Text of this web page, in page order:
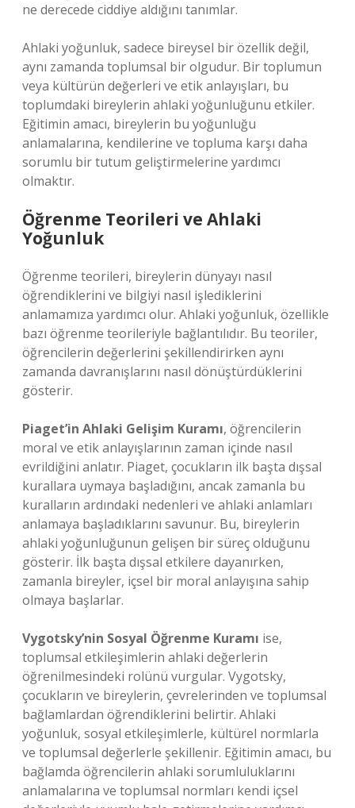
ne derecede ciddiye aldığını tanımlar.
Ahlaki yoğunluk, sadece bireysel bir özellik değil,
aynı zamanda toplumsal bir olgudur. Bir toplumun
veya kültürün değerleri ve etik anlayışları, bu
toplumdaki bireylerin ahlaki yoğunluğunu etkiler.
Eğitimin amacı, bireylerin bu yoğunluğu
anlamalarına, kendilerine ve topluma karşı daha
sorumlu bir tutum geliştirmelerine yardımcı
olmaktır.
Öğrenme Teorileri ve Ahlaki
Yoğunluk
Öğrenme teorileri, bireylerin dünyayı nasıl
öğrendiklerini ve bilgiyi nasıl işlediklerini
anlamamıza yardımcı olur. Ahlaki yoğunluk, özellikle
bazı öğrenme teorileriyle bağlantılıdır. Bu teoriler,
öğrencilerin değerlerini şekillendirirken aynı
zamanda davranışlarını nasıl dönüştürdüklerini
gösterir.
Piaget’in Ahlaki Gelişim Kuramı, öğrencilerin
moral ve etik anlayışlarının zaman içinde nasıl
evrildiğini anlatır. Piaget, çocukların ilk başta dışsal
kurallara uymaya başladığını, ancak zamanla bu
kuralların ardındaki nedenleri ve ahlaki anlamları
anlamaya başladıklarını savunur. Bu, bireylerin
ahlaki yoğunluğunun gelişen bir süreç olduğunu
gösterir. İlk başta dışsal etkilere dayanırken,
zamanla bireyler, içsel bir moral anlayışına sahip
olmaya başlarlar.
Vygotsky’nin Sosyal Öğrenme Kuramı ise,
toplumsal etkileşimlerin ahlaki değerlerin
öğrenilmesindeki rolünü vurgular. Vygotsky,
çocukların ve bireylerin, çevrelerinden ve toplumsal
bağlamlardan öğrendiklerini belirtir. Ahlaki
yoğunluk, sosyal etkileşimlerle, kültürel normlarla
ve toplumsal değerlerle şekillenir. Eğitimin amacı, bu
bağlamda öğrencilerin ahlaki sorumluluklarını
anlamalarına ve toplumsal normları kendi içsel